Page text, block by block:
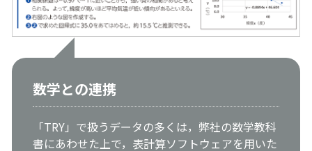
数学との連携
「TRY」で扱うデータの多くは，弊社の数学教科
書にあわせた上で，表計算ソフトウェアを用いた